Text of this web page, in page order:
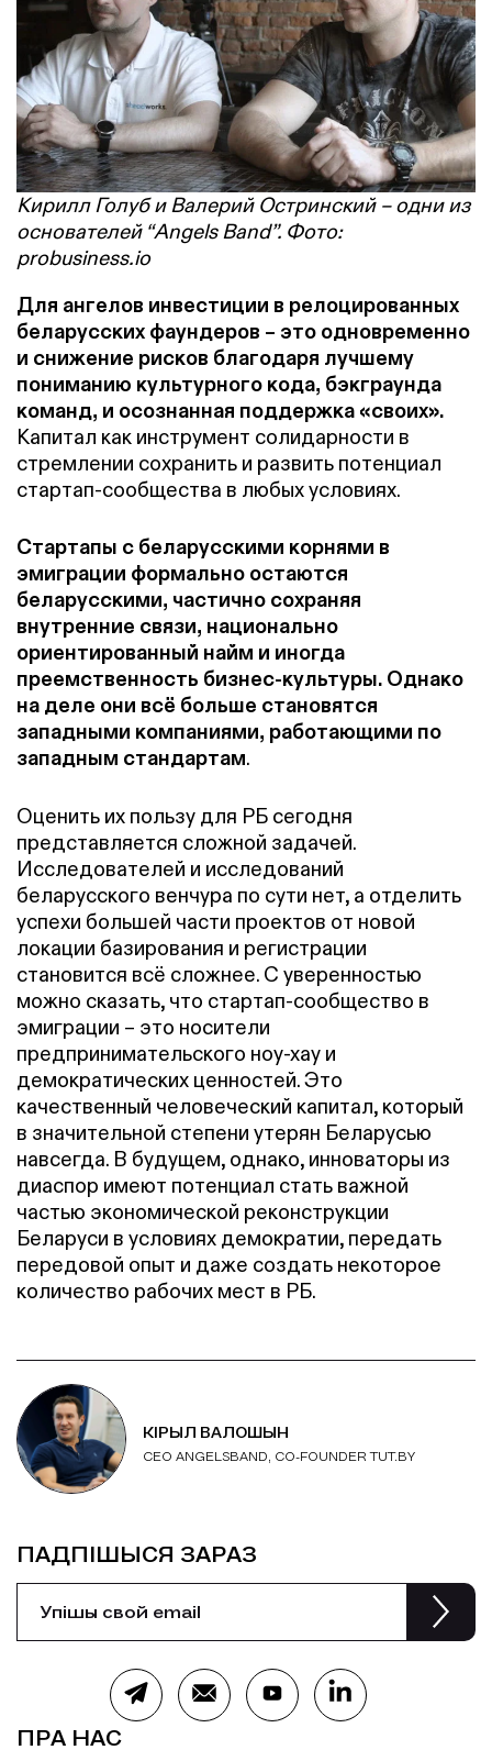
Кирилл Голуб и Валерий Остринский – одни из
основателей “Angels Band”. Фото:
probusiness.io
Для ангелов инвестиции в релоцированных
беларусских фаундеров – это одновременно
и снижение рисков благодаря лучшему
пониманию культурного кода, бэкграунда
команд, и осознанная поддержка «своих».
Капитал как инструмент солидарности в
стремлении сохранить и развить потенциал
стартап-сообщества в любых условиях.
Стартапы с беларусскими корнями в
эмиграции формально остаются
беларусскими, частично сохраняя
внутренние связи, национально
ориентированный найм и иногда
преемственность бизнес-культуры. Однако
на деле они всё больше становятся
западными компаниями, работающими по
западным стандартам.
Оценить их пользу для РБ сегодня
представляется сложной задачей.
Исследователей и исследований
беларусского венчура по сути нет, а отделить
успехи большей части проектов от новой
локации базирования и регистрации
становится всё сложнее. С уверенностью
можно сказать, что стартап-сообщество в
эмиграции – это носители
предпринимательского ноу-хау и
демократических ценностей. Это
качественный человеческий капитал, который
в значительной степени утерян Беларусью
навсегда. В будущем, однако, инноваторы из
диаспор имеют потенциал стать важной
частью экономической реконструкции
Беларуси в условиях демократии, передать
передовой опыт и даже создать некоторое
количество рабочих мест в РБ.
КІРЫЛ ВАЛОШЫН
CEO ANGELSBAND, СО-FOUNDER TUT.BY
ПРА НАС
ПАДПІШЫСЯ ЗАРАЗ